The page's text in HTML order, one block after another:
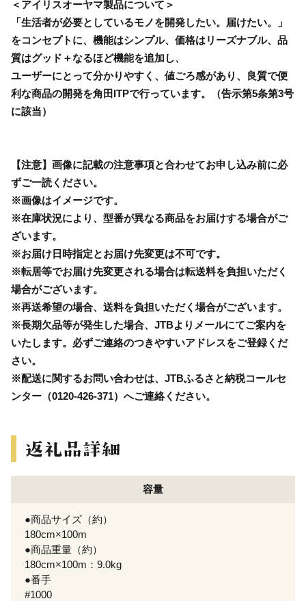
＜アイリスオーヤマ製品について＞
「生活者が必要としているモノを開発したい。届けたい。」
をコンセプトに、機能はシンプル、価格はリーズナブル、品
質はグッド＋なるほど機能を追加し、
ユーザーにとって分かりやすく、値ごろ感があり、良質で便
利な商品の開発を角田ITPで行っています。（告示第5条第3号
に該当）
【注意】画像に記載の注意事項と合わせてお申し込み前に必
ずご一読ください。
※画像はイメージです。
※在庫状況により、型番が異なる商品をお届けする場合がご
ざいます。
※お届け日時指定とお届け先変更は不可です。
※転居等でお届け先変更される場合は転送料を負担いただく
場合がございます。
※再送希望の場合、送料を負担いただく場合がございます。
※長期欠品等が発生した場合、JTBよりメールにてご案内を
いたします。必ずご連絡のつきやすいアドレスをご登録くだ
さい。
※配送に関するお問い合わせは、JTBふるさと納税コールセ
ンター（0120-426-371）へご連絡ください。
容量
●商品サイズ（約）
180cm×100m
●商品重量（約）
180cm×100m：9.0kg
●番手
#1000